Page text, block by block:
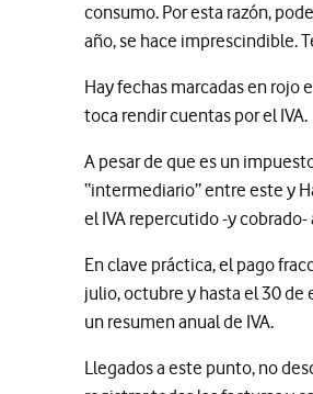
Servicios Cloud
consumo. Por esta razón,
año, se hace imprescindible.
Hay fechas marcadas en
toca rendir cuentas por el IVA.
A pesar de que es un
“intermediario” entre este y
el IVA repercutido -y
En clave práctica, el pago
julio, octubre y hasta el 30 de
un resumen anual de IVA.
Llegados a este punto, no